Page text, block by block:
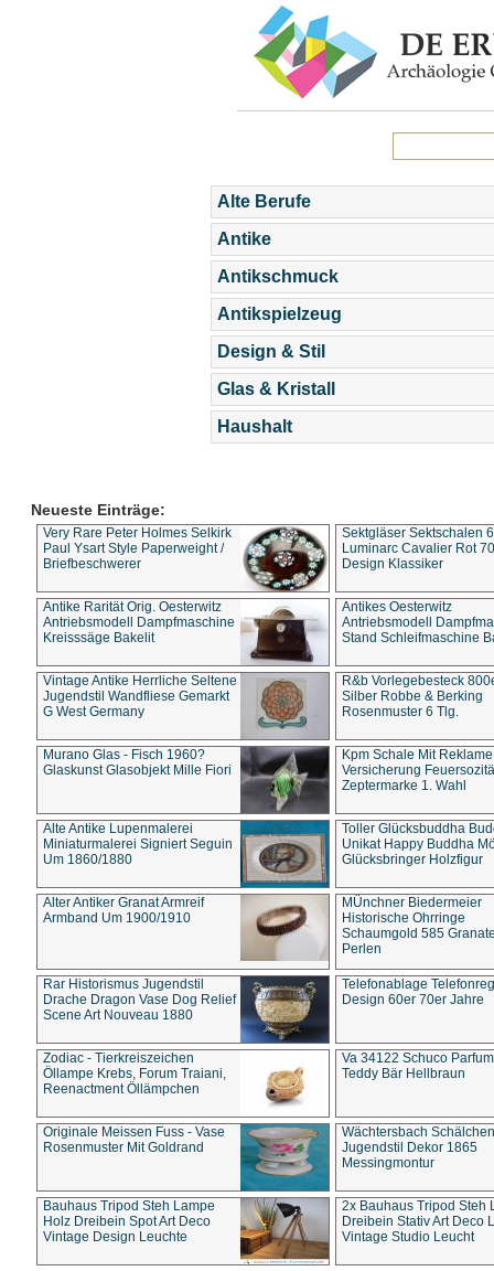
Alte Berufe
Antike
Antikschmuck
Antikspielzeug
Design & Stil
Glas & Kristall
Haushalt
Neueste Einträge:
Very Rare Peter Holmes Selkirk
Paul Ysart Style Paperweight /
Briefbeschwerer
Sektgläser Sektschalen
Luminarc Cavalier Rot
Design Klassiker
Antike Rarität Orig. Oesterwitz
Antriebsmodell Dampfmaschine
Kreisssäge Bakelit
Antikes Oesterwitz
Antriebsmodell
Stand Schleifmaschine
Vintage Antike Herrliche Seltene
Jugendstil Wandfliese Gemarkt
G West Germany
R&b Vorlegebesteck
Silber Robbe & Berking
Rosenmuster 6 Tlg.
Murano Glas - Fisch 1960?
Glaskunst Glasobjekt Mille Fiori
Kpm Schale Mit Reklame
Versicherung
Zeptermarke 1. Wahl
Alte Antike Lupenmalerei
Miniaturmalerei Signiert Seguin
Um 1860/1880
Toller Glücksbuddha
Unikat Happy Buddha
Glücksbringer Holzfigur
Alter Antiker Granat Armreif
Armband Um 1900/1910
MÜnchner Biedermeier
Historische Ohrringe
Schaumgold 585
Perlen
Rar Historismus Jugendstil
Drache Dragon Vase Dog Relief
Scene Art Nouveau 1880
Telefonablage
Design 60er 70er Jahre
Zodiac - Tierkreiszeichen
Öllampe Krebs, Forum Traiani,
Reenactment Öllämpchen
Va 34122 Schuco
Teddy Bär Hellbraun
Originale Meissen Fuss - Vase
Rosenmuster Mit Goldrand
Wächtersbach Schälchen
Jugendstil Dekor 1865
Messingmontur
Bauhaus Tripod Steh Lampe
Holz Dreibein Spot Art Deco
Vintage Design Leuchte
2x Bauhaus Tripod Steh
Dreibein Stativ Art Deco
Vintage Studio Leucht